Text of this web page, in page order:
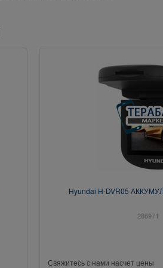
Hyundai H-DVR05
286971
Свяжитесь с нами насчет цены